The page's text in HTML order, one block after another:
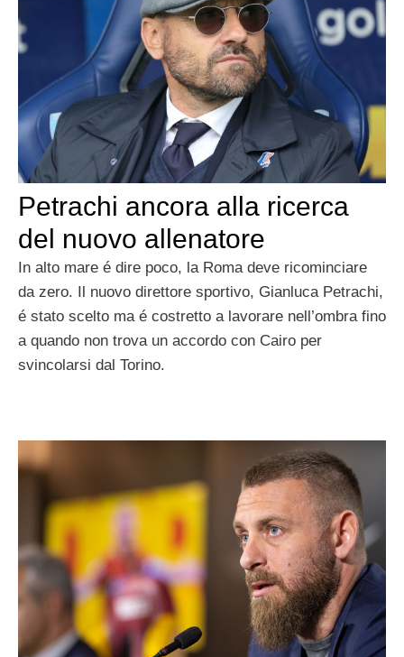
Petrachi ancora alla ricerca
del nuovo allenatore
In alto mare é dire poco, la Roma deve ricominciare
da zero. Il nuovo direttore sportivo, Gianluca Petrachi,
é stato scelto ma é costretto a lavorare nell’ombra fino
a quando non trova un accordo con Cairo per
svincolarsi dal Torino.